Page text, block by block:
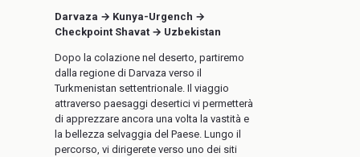
Darvaza → Kunya-Urgench →
Checkpoint Shavat → Uzbekistan
Dopo la colazione nel deserto, partiremo
dalla regione di Darvaza verso il
Turkmenistan settentrionale. Il viaggio
attraverso paesaggi desertici vi permetterà
di apprezzare ancora una volta la vastità e
la bellezza selvaggia del Paese. Lungo il
percorso, vi dirigerete verso uno dei siti